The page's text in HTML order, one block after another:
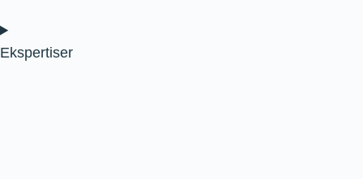
Ekspertiser